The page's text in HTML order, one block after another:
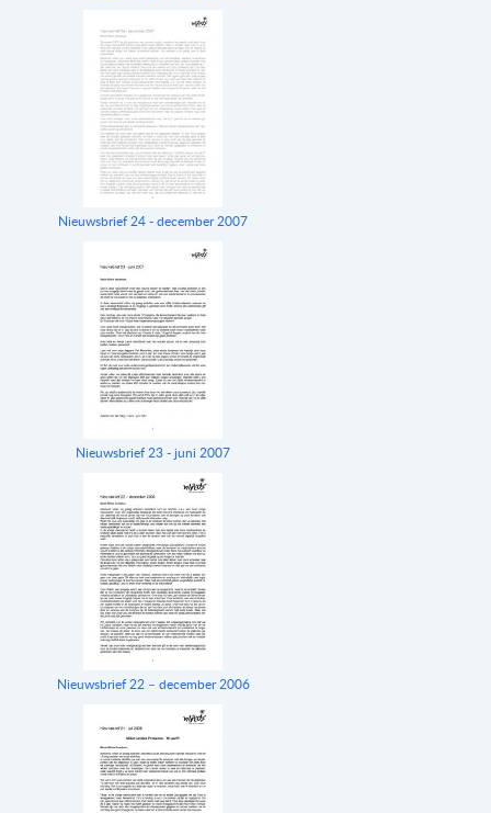
Nieuwsbrief 24 - december 2007
Nieuwsbrief 23 - juni 2007
Nieuwsbrief 22 – december 2006